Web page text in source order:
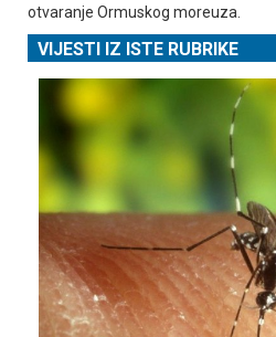
otvaranje Ormuskog moreuza.
VIJESTI IZ ISTE RUBRIKE